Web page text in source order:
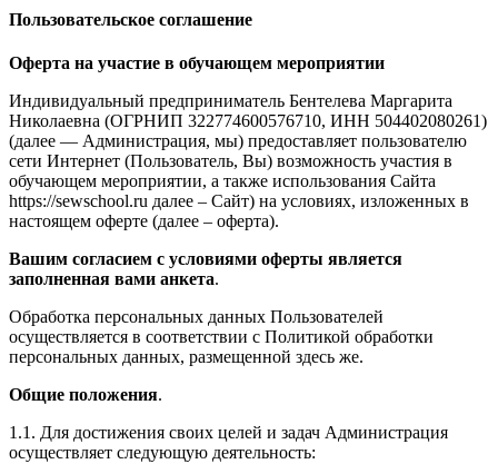
Пользовательское соглашение
Оферта на участие в обучающем мероприятии
Индивидуальный предприниматель Бентелева Маргарита
Николаевна (ОГРНИП 322774600576710, ИНН 504402080261)
(далее — Администрация, мы) предоставляет пользователю
сети Интернет (Пользователь, Вы) возможность участия в
обучающем мероприятии, а также использования Сайта
https://sewschool.ru далее – Сайт) на условиях, изложенных в
настоящем оферте (далее – оферта).
Вашим согласием с условиями оферты является
заполненная вами анкета.
Обработка персональных данных Пользователей
осуществляется в соответствии с Политикой обработки
персональных данных, размещенной здесь же.
Общие положения.
1.1. Для достижения своих целей и задач Администрация
осуществляет следующую деятельность: